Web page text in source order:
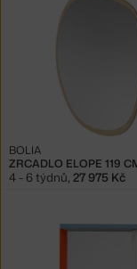
BOLIA
4 - 6 týdnů, 27 975 Kč